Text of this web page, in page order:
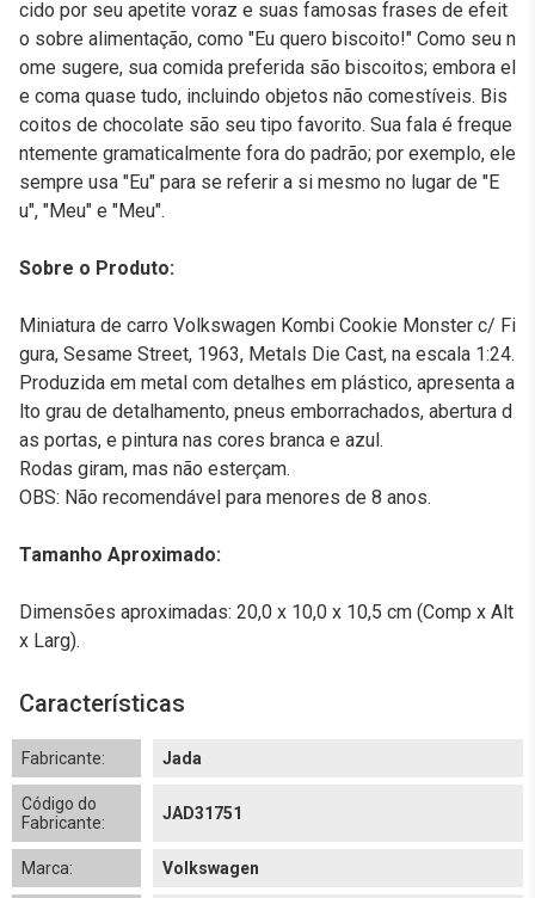
cido por seu apetite voraz e suas famosas frases de efeit
o sobre alimentação, como "Eu quero biscoito!" Como seu n
ome sugere, sua comida preferida são biscoitos; embora el
e coma quase tudo, incluindo objetos não comestíveis. Bis
coitos de chocolate são seu tipo favorito. Sua fala é freque
ntemente gramaticalmente fora do padrão; por exemplo, ele
sempre usa "Eu" para se referir a si mesmo no lugar de "E
u", "Meu" e "Meu".
Sobre o Produto:
Miniatura de carro Volkswagen Kombi Cookie Monster c/ Fi
gura, Sesame Street, 1963, Metals Die Cast, na escala 1:24.
Produzida em metal com detalhes em plástico, apresenta a
lto grau de detalhamento, pneus emborrachados, abertura d
as portas, e pintura nas cores branca e azul.
Rodas giram, mas não esterçam.
OBS: Não recomendável para menores de 8 anos.
Tamanho Aproximado:
Dimensões aproximadas: 20,0 x 10,0 x 10,5 cm (Comp x Alt
x Larg).
Características
Fabricante: Jada
Código do
Fabricante:
JAD31751
Marca: Volkswagen